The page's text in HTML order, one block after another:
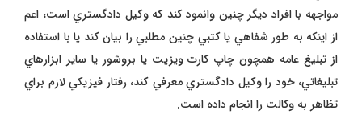
مواجهه با افراد ديگر چنين وانمود كند كه وكيل دادگستري است، اعم
از اينكه به طور شفاهي يا كتبي چنين مطلبي را بيان كند يا با استفاده
از تبليغ عامه همچون چاپ كارت ويزيت يا بروشور يا ساير ابزارهاي
تبليغاتي، خود را وكيل دادگستري معرفي كند، رفتار فيزيكي لازم براي
تظاهر به وکالت را انجام داده است.